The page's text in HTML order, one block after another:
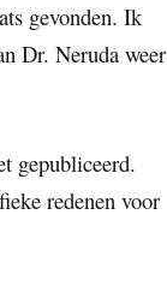
gevonden. Ik
Dr. Neruda weer
gepubliceerd.
redenen voor